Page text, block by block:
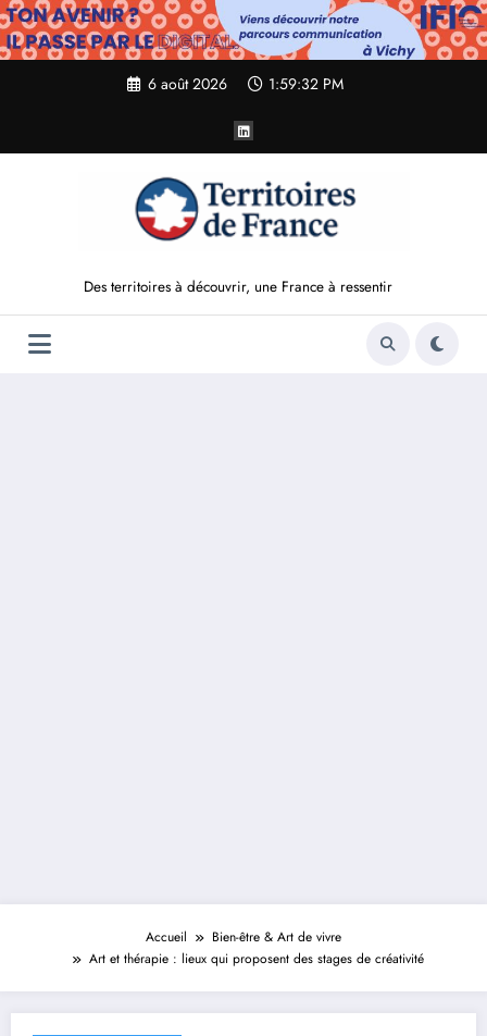
Aller
au
contenu
6 août 2026 1:59:33 PM
Des territoires à découvrir, une France à ressentir
Accueil
Bien-être & Art de vivre
Art et thérapie : lieux qui proposent des stages de créativité